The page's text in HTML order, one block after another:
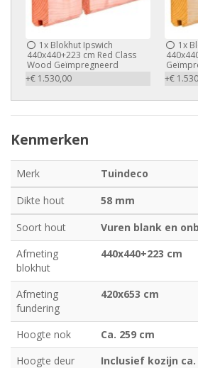
1x Blokhut Ipswich
440x440+223 cm Red Class
Wood Geïmpregneerd
+€ 1.530,00
1x
+€
Kenmerken
Merk
Tuindeco
Dikte hout
58 mm
Soort hout
Vuren blank en
Afmeting
blokhut
440x440+223 cm
Afmeting
fundering
420x653 cm
Hoogte nok
Ca. 259 cm
Hoogte deur
Inclusief kozijn ca.